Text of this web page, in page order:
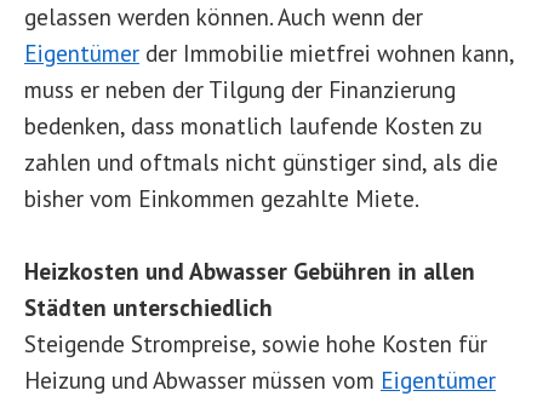
gelassen werden können. Auch wenn der
Eigentümer der Immobilie mietfrei wohnen kann,
muss er neben der Tilgung der Finanzierung
bedenken, dass monatlich laufende Kosten zu
zahlen und oftmals nicht günstiger sind, als die
bisher vom Einkommen gezahlte Miete.
Heizkosten und Abwasser Gebühren in allen
Städten unterschiedlich
Steigende Strompreise, sowie hohe Kosten für
Heizung und Abwasser müssen vom Eigentümer